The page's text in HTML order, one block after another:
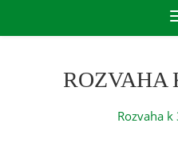
ROZVAHA
Rozvaha